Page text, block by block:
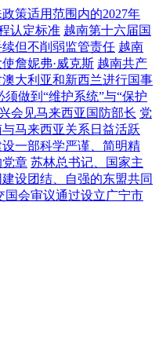
策适用范围内的2027年
认定标准 越南第十六届国
但不削弱监管责任 越南
詹妮弗·威克斯 越南共产
大利亚和新西兰进行国事
做到“维护系统”与“保护
会见马来西亚国防部长 党
马来西亚关系日益活跃
一部科学严谨、简明精
章 苏林总书记、国家主
设团结、自强的东盟共同
国会审议通过设立广宁市